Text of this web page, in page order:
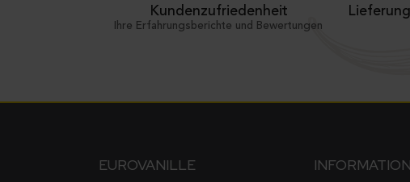
Kundenzufriedenheit
Ihre Erfahrungsberichte und Bewertungen
EUROVANILLE